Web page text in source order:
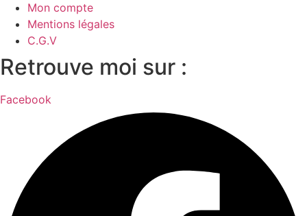
Mon compte
Mentions légales
C.G.V
Retrouve moi sur :
Facebook